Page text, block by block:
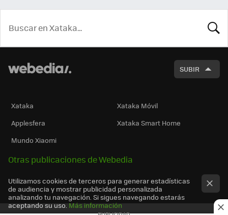
SUBIR
Xataka
Xataka Móvil
Applesfera
Xataka Smart Home
Mundo Xiaomi
Otras publicaciones de Webedia
Utilizamos cookies de terceros para generar estadísticas
de audiencia y mostrar publicidad personalizada
analizando tu navegación. Si sigues navegando estarás
aceptando su uso. Más información